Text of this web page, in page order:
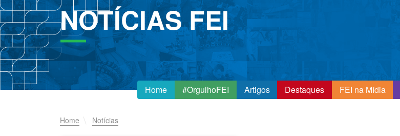
NOTÍCIASFEI
Home #OrgulhoFEI Artigos Destaques FEI na Mídia
Home Notícias